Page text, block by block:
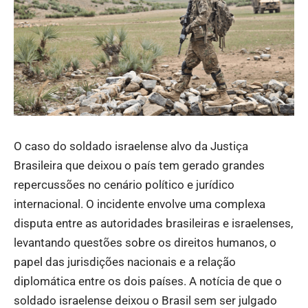
O caso do soldado israelense alvo da Justiça
Brasileira que deixou o país tem gerado grandes
repercussões no cenário político e jurídico
internacional. O incidente envolve uma complexa
disputa entre as autoridades brasileiras e israelenses,
levantando questões sobre os direitos humanos, o
papel das jurisdições nacionais e a relação
diplomática entre os dois países. A notícia de que o
soldado israelense deixou o Brasil sem ser julgado